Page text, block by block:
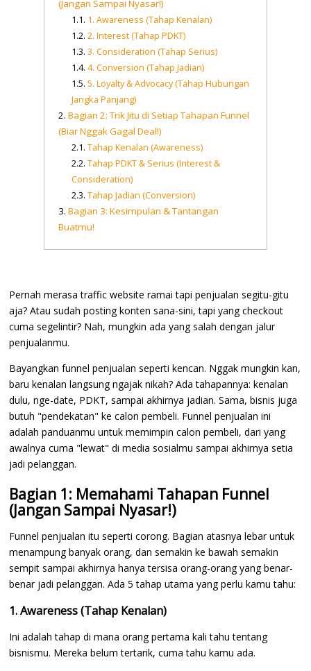
(Jangan Sampai Nyasar!)
1. Awareness (Tahap Kenalan)
2. Interest (Tahap PDKT)
3. Consideration (Tahap Serius)
4. Conversion (Tahap Jadian)
5. Loyalty & Advocacy (Tahap Hubungan
Jangka Panjang)
Bagian 2: Trik Jitu di Setiap Tahapan Funnel
(Biar Nggak Gagal Deal!)
Tahap Kenalan (Awareness)
Tahap PDKT & Serius (Interest &
Consideration)
Tahap Jadian (Conversion)
Bagian 3: Kesimpulan & Tantangan
Buatmu!
Pernah merasa traffic website ramai tapi penjualan segitu-gitu
aja? Atau sudah posting konten sana-sini, tapi yang checkout
cuma segelintir? Nah, mungkin ada yang salah dengan jalur
penjualanmu.
Bayangkan funnel penjualan seperti kencan. Nggak mungkin kan,
baru kenalan langsung ngajak nikah? Ada tahapannya: kenalan
dulu, nge-date, PDKT, sampai akhirnya jadian. Sama, bisnis juga
butuh "pendekatan" ke calon pembeli. Funnel penjualan ini
adalah panduanmu untuk memimpin calon pembeli, dari yang
awalnya cuma "lewat" di media sosialmu sampai akhirnya setia
jadi pelanggan.
Bagian 1: Memahami Tahapan Funnel
(Jangan Sampai Nyasar!)
Funnel penjualan itu seperti corong. Bagian atasnya lebar untuk
menampung banyak orang, dan semakin ke bawah semakin
sempit sampai akhirnya hanya tersisa orang-orang yang benar-
benar jadi pelanggan. Ada 5 tahap utama yang perlu kamu tahu:
1. Awareness (Tahap Kenalan)
Ini adalah tahap di mana orang pertama kali tahu tentang
bisnismu. Mereka belum tertarik, cuma tahu kamu ada.